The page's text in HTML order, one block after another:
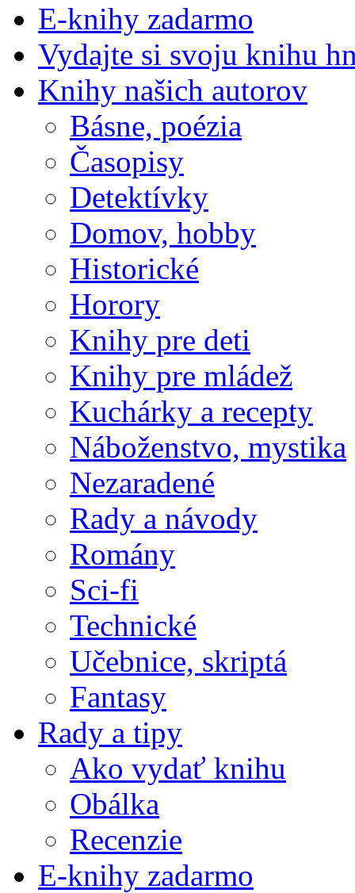
E-knihy zadarmo
Vydajte si svoju knihu
Knihy našich autorov
Básne, poézia
Časopisy
Detektívky
Domov, hobby
Historické
Horory
Knihy pre deti
Knihy pre mládež
Kuchárky a recepty
Náboženstvo, mystika
Nezaradené
Rady a návody
Romány
Sci-fi
Technické
Učebnice, skriptá
Fantasy
Rady a tipy
Ako vydať knihu
Obálka
Recenzie
E-knihy zadarmo